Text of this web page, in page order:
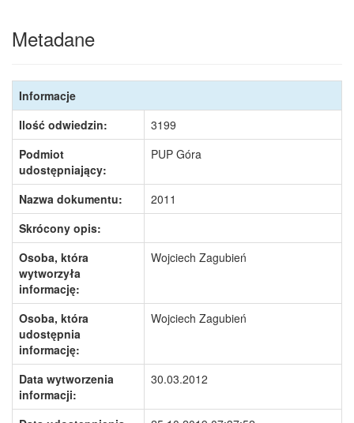
Metadane
Informacje
Ilość odwiedzin:
3199
Podmiot
udostępniający:
PUP Góra
Nazwa dokumentu:
2011
Skrócony opis:
Osoba, która
wytworzyła
informację:
Wojciech Zagubień
Osoba, która
udostępnia
informację:
Wojciech Zagubień
Data wytworzenia
informacji:
30.03.2012